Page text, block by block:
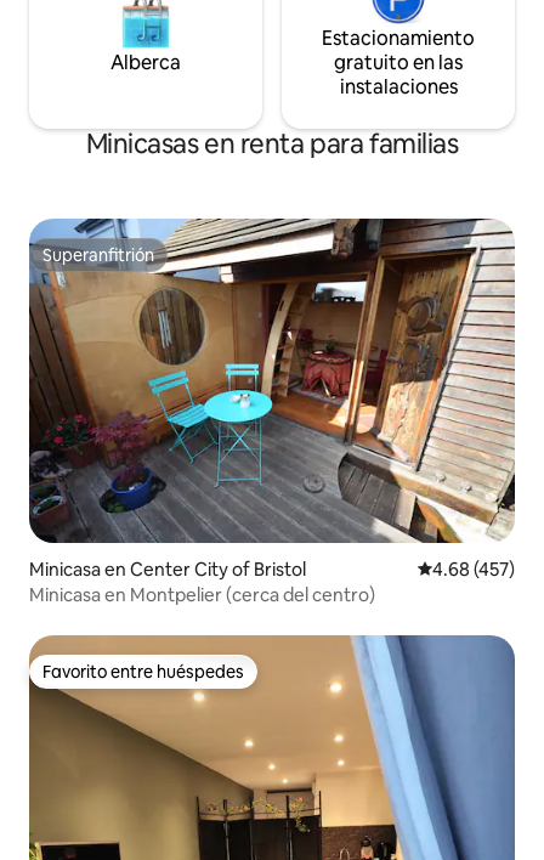
Alberca
Estacionamiento
gratuito en las
instalaciones
Minicasas en renta para familias
Superanfitrión
Superanfitrión
Minicasa en Center City of Bristol Calificación
4.68 (457)
Minicasa en Montpelier (cerca del centro)
Favorito entre huéspedes
Favorito entre huéspedes